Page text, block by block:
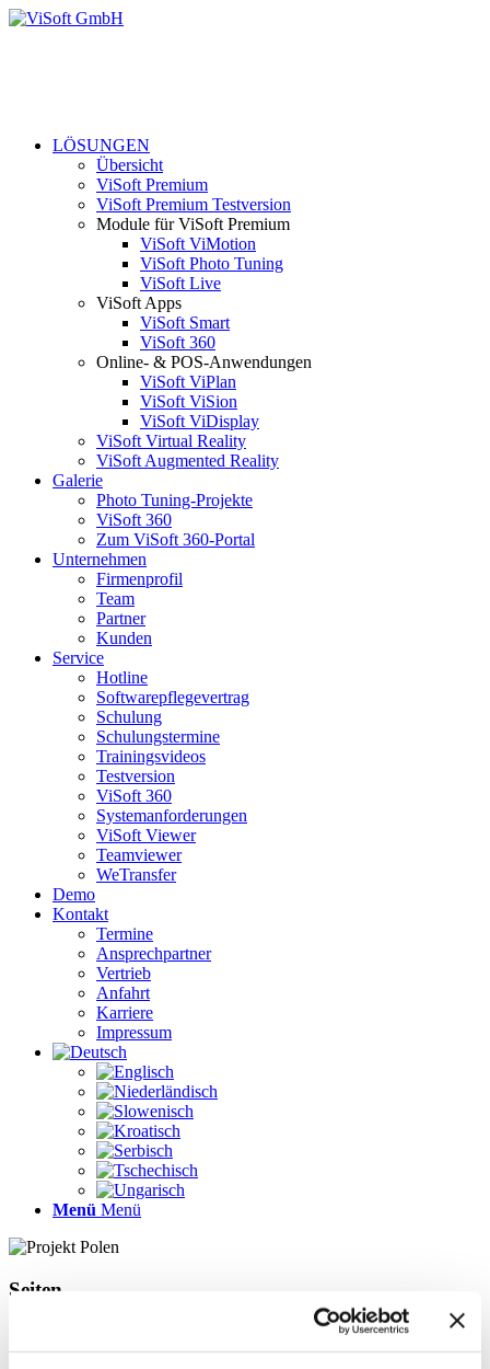
LÖSUNGEN
Übersicht
ViSoft Premium
ViSoft Premium Testversion
Module für ViSoft Premium
ViSoft ViMotion
ViSoft Photo Tuning
ViSoft Live
ViSoft Apps
ViSoft Smart
ViSoft 360
Online- & POS-Anwendungen
ViSoft ViPlan
ViSoft ViSion
ViSoft ViDisplay
ViSoft Virtual Reality
ViSoft Augmented Reality
Galerie
Photo Tuning-Projekte
ViSoft 360
Zum ViSoft 360-Portal
Unternehmen
Firmenprofil
Team
Partner
Kunden
Service
Hotline
Softwarepflegevertrag
Schulung
Schulungstermine
Trainingsvideos
Testversion
ViSoft 360
Systemanforderungen
ViSoft Viewer
Teamviewer
WeTransfer
Demo
Kontakt
Termine
Ansprechpartner
Vertrieb
Anfahrt
Karriere
Impressum
Menü Menü
Seiten
Impressum